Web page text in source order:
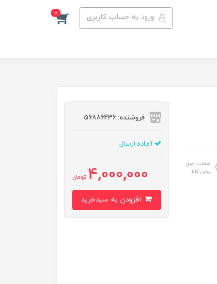
ورود به حساب کاربری 0
ضمانت اصل
بودن کالا
فروشنده: 56886436
آماده ارسال
4,000,000 تومان